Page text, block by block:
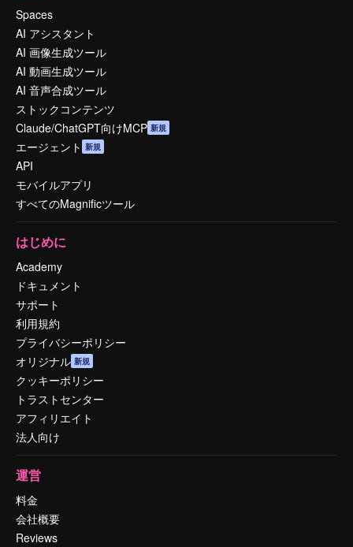
Spaces
AI アシスタント
AI 画像生成ツール
AI 動画生成ツール
AI 音声合成ツール
ストックコンテンツ
Claude/ChatGPT向けMCP 新規
エージェント 新規
API
モバイルアプリ
すべてのMagnificツール
はじめに
Academy
ドキュメント
サポート
利用規約
プライバシーポリシー
オリジナル 新規
クッキーポリシー
トラストセンター
アフィリエイト
法人向け
運営
料金
会社概要
Reviews